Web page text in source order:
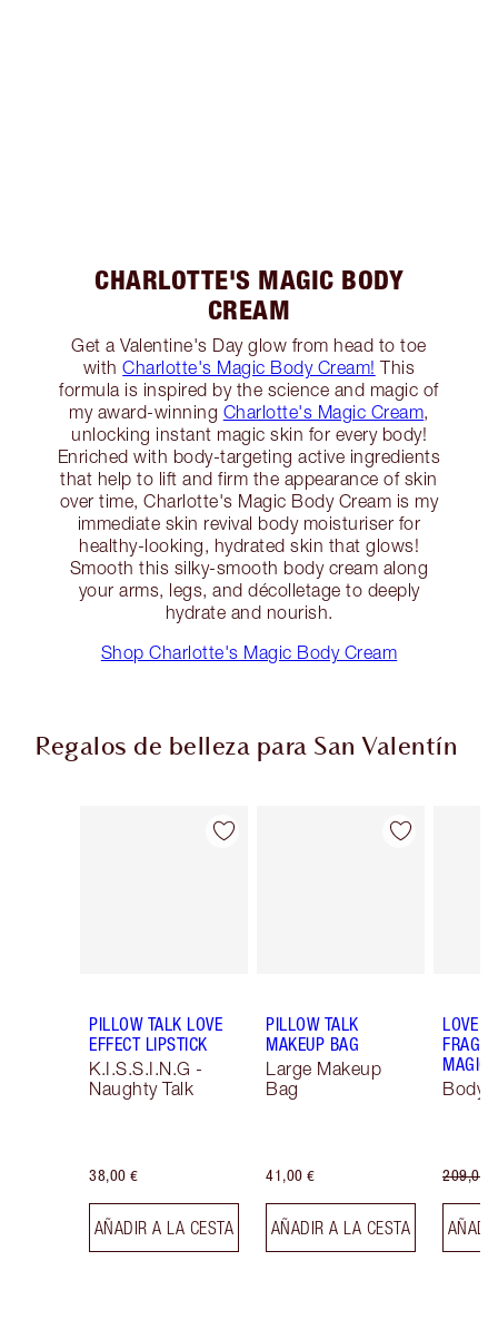
CHARLOTTE'S MAGIC BODY
CREAM
Get a Valentine's Day glow from head to toe
withCharlotte's Magic Body Cream! This
formula is inspired by the science and magic of
my award-winning Charlotte's Magic Cream,
unlocking instant magic skin for every body!
Enriched with body-targeting active ingredients
that help to lift and firm the appearance of skin
over time, Charlotte's Magic Body Cream is my
immediate skin revival body moisturiser for
healthy-looking, hydrated skin that glows!
Smooth this silky-smooth body cream along
your arms, legs, and décolletage to deeply
hydrate and nourish.
Shop Charlotte's Magic Body Cream
Regalos de belleza para San Valentín
Artículo 1 de 67
PILLOW TALK LOVE
EFFECT LIPSTICK
K.I.S.S.I.N.G -
Naughty Talk
38,00 €
AÑADIR A LA CESTA
Artículo 2 de 67
PILLOW TALK
MAKEUP BAG
Large Makeup
Bag
41,00 €
AÑADIR A LA CESTA
LOVE
MAGIC
Body
209,00